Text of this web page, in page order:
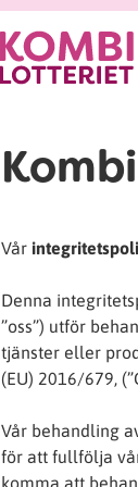
Vår
Denna
”oss”) utför
tjänster eller
(EU) 2016/679,
Vår behandling
för att fullfölja
komma att